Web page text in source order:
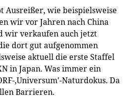
Ausreißer, wie beispielsweise
wir vor Jahren nach China
wir verkaufen auch jetzt
dort gut aufgenommen
aktuell die erste Staffel
in Japan. Was immer ein
‚Universum'-Naturdokus. Da
Barrieren.